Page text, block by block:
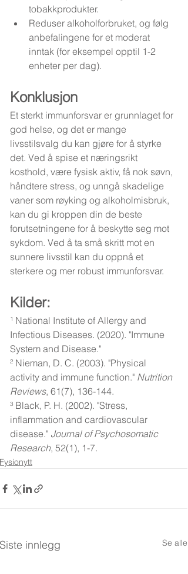
tobakkprodukter.
Reduser alkoholforbruket, og følg
anbefalingene for et moderat
inntak (for eksempel opptil 1-2
enheter per dag).
Konklusjon
Et sterkt immunforsvar er grunnlaget for
god helse, og det er mange
livsstilsvalg du kan gjøre for å styrke
det. Ved å spise et næringsrikt
kosthold, være fysisk aktiv, få nok søvn,
håndtere stress, og unngå skadelige
vaner som røyking og alkoholmisbruk,
kan du gi kroppen din de beste
forutsetningene for å beskytte seg mot
sykdom. Ved å ta små skritt mot en
sunnere livsstil kan du oppnå et
sterkere og mer robust immunforsvar.
Kilder:
¹ National Institute of Allergy and
Infectious Diseases. (2020). "Immune
System and Disease."
² Nieman, D. C. (2003). "Physical
activity and immune function." Nutrition
Reviews, 61(7), 136-144.
³ Black, P. H. (2002). "Stress,
inflammation and cardiovascular
disease." Journal of Psychosomatic
Research, 52(1), 1-7.
Fysionytt
Siste innlegg Se alle